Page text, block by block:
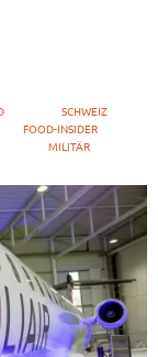
SCHWEIZ
FOOD-INSIDER
MILITÄR